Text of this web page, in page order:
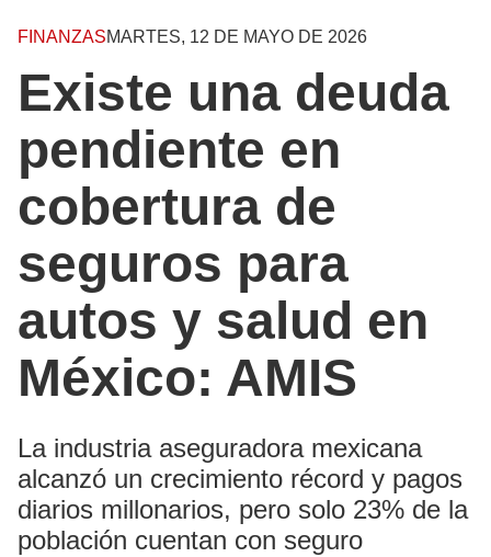
FINANZASMARTES, 12 DE MAYO DE 2026
Existe una deuda
pendiente en
cobertura de
seguros para
autos y salud en
México: AMIS
La industria aseguradora mexicana
alcanzó un crecimiento récord y pagos
diarios millonarios, pero solo 23% de la
población cuentan con seguro